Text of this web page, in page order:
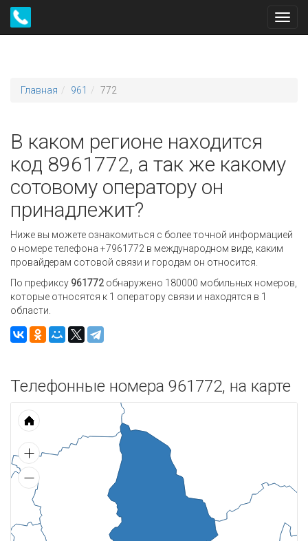
Главная 961 772
В каком регионе находится
код 8961772, а так же какому
сотовому оператору он
принадлежит?
Ниже вы можете ознакомиться с более точной информацией
о номере телефона +7961772 в международном виде, каким
провайдерам сотовой связи и городам он относится.
По префиксу 961772 обнаружено 180000 мобильных номеров,
которые относятся к 1 оператору связи и находятся в 1
области.
Телефонные номера 961772, на карте